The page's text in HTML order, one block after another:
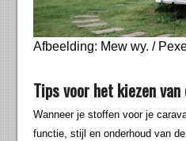
Afbeelding: Mew wy. /
Tips voor het kiezen
Wanneer je stoffen voor je
functie, stijl en onderhoud van